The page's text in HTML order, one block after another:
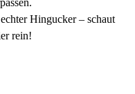
Hingucker – schaut
rein!